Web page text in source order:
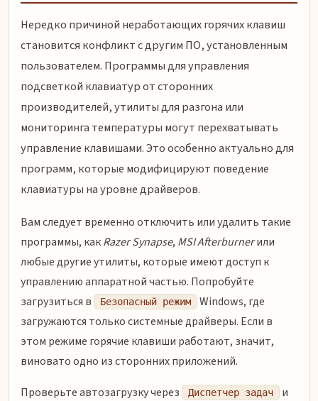
Нередко причиной неработающих горячих клавиш
становится конфликт с другим ПО, установленным
пользователем. Программы для управления
подсветкой клавиатур от сторонних
производителей, утилиты для разгона или
мониторинга температуры могут перехватывать
управление клавишами. Это особенно актуально для
программ, которые модифицируют поведение
клавиатуры на уровне драйверов.
Вам следует временно отключить или удалить такие
программы, какRazer Synapse, MSI Afterburnerили
любые другие утилиты, которые имеют доступ к
управлению аппаратной частью. Попробуйте
загрузиться в
Безопасный режим
Windows, где
загружаются только системные драйверы. Если в
этом режиме горячие клавиши работают, значит,
виновато одно из сторонних приложений.
Проверьте автозагрузку через
Диспетчер задач
и